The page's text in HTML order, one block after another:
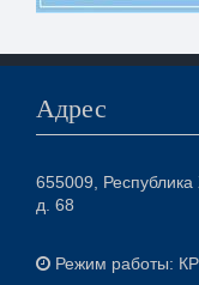
Адрес
655009, Республика
д. 68
Режим работы: